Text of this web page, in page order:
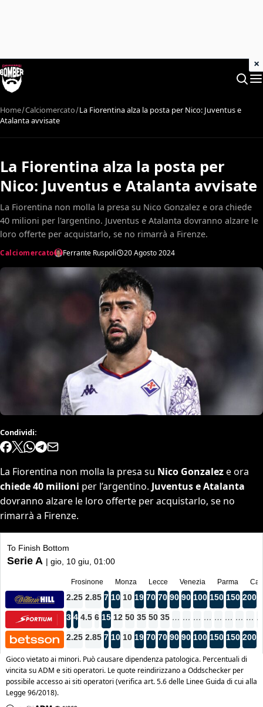
Home Calciomercato La Fiorentina alza la posta per Nico: Juventus e
Atalanta avvisate
La Fiorentina alza la posta per
Nico: Juventus e Atalanta avvisate
La Fiorentina non molla la presa su Nico Gonzalez e ora chiede
40 milioni per l'argentino. Juventus e Atalanta dovranno alzare le
loro offerte per acquistarlo, se no rimarrà a Firenze.
Calciomercato Ferrante Ruspoli 20 Agosto 2024
Condividi:
La Fiorentina non molla la presa su Nico Gonzaleze ora
chiede 40 milioni per l’argentino. Juventus e Atalanta
dovranno alzare le loro offerte per acquistarlo, se no
rimarrà a Firenze.
×